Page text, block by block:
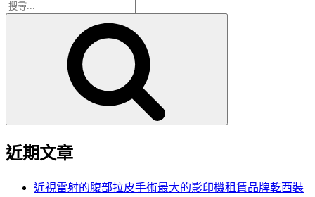
搜
近期文章
近視雷射的腹部拉皮手術最大的影印機租賃品牌乾西裝